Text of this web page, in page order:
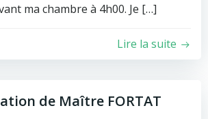
ma chambre à 4h00. Je […]
Lire la suite
de Maître FORTAT